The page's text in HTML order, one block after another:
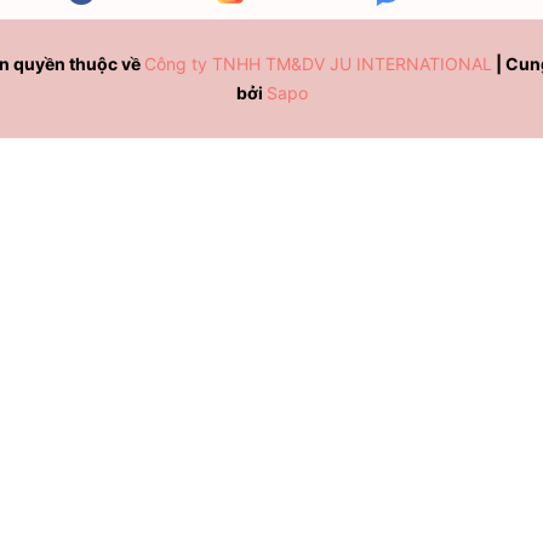
quyền thuộc về Công ty TNHH TM&DV JU INTERNATIONAL
bởi Sapo